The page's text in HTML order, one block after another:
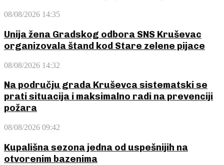
08/08/2026 14:35
Unija žena Gradskog odbora SNS Kruševac
organizovala štand kod Stare zelene pijace
08/08/2026 14:32
Na području grada Kruševca sistematski se
prati situacija i maksimalno radi na prevenciji
požara
08/08/2026 09:42
Kupališna sezona jedna od uspešnijih na
otvorenim bazenima